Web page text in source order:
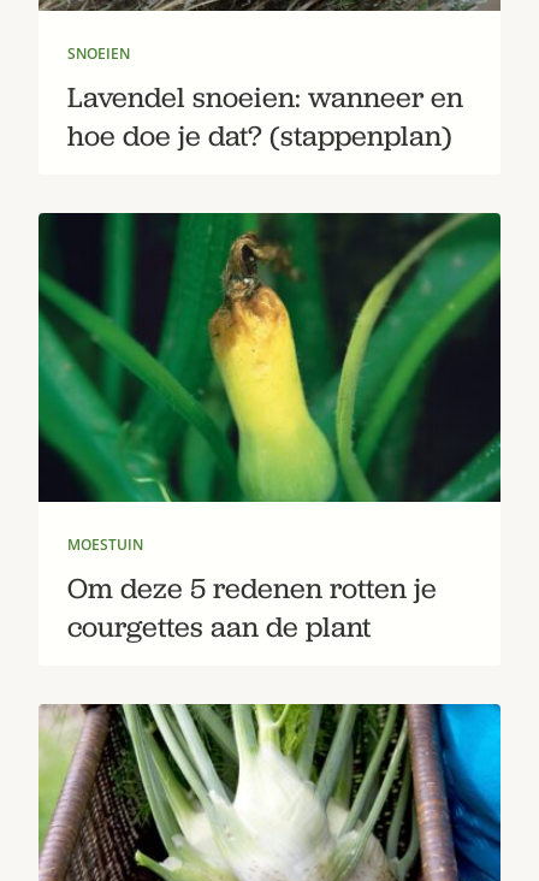
SNOEIEN
Lavendel snoeien: wanneer en
hoe doe je dat? (stappenplan)
MOESTUIN
Om deze 5 redenen rotten je
courgettes aan de plant